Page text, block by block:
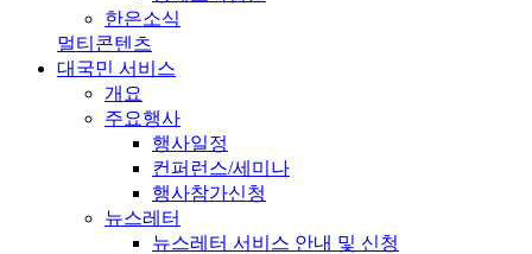
한은소식
멀티콘텐츠
대국민 서비스
개요
주요행사
행사일정
컨퍼런스/세미나
행사참가신청
뉴스레터
뉴스레터 서비스 안내 및 신청